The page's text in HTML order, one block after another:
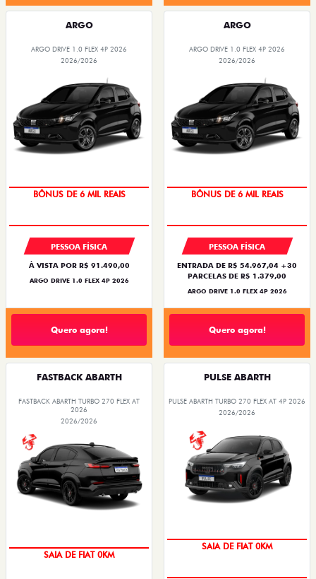
ARGO
ARGO DRIVE 1.0 FLEX 4P 2026
2026/2026
BÔNUS DE 6 MIL REAIS
PESSOA FÍSICA
À VISTA POR R$ 91.490,00
ARGO DRIVE 1.0 FLEX 4P 2026
Quero agora!
ARGO
ARGO DRIVE 1.0 FLEX 4P 2026
2026/2026
BÔNUS DE 6 MIL REAIS
PESSOA FÍSICA
ENTRADA DE R$ 54.967,04 +30
PARCELAS DE R$ 1.379,00
ARGO DRIVE 1.0 FLEX 4P 2026
Quero agora!
FASTBACK ABARTH
FASTBACK ABARTH TURBO 270 FLEX AT
2026
2026/2026
SAIA DE FIAT 0KM
PULSE ABARTH
PULSE ABARTH TURBO 270 FLEX AT 4P 2026
2026/2026
SAIA DE FIAT 0KM